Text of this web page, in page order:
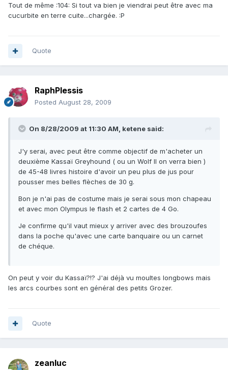
Tout de même :104: Si tout va bien je viendrai peut être avec ma
cucurbite en terre cuite...chargée. :P
Quote
RaphPlessis
Posted August 28, 2009
On 8/28/2009 at 11:30 AM, ketene said:
J'y serai, avec peut être comme objectif de m'acheter un
deuxième Kassaï Greyhound ( ou un Wolf II on verra bien )
de 45-48 livres histoire d'avoir un peu plus de jus pour
pousser mes belles flèches de 30 g.
Bon je n'ai pas de costume mais je serai sous mon chapeau
et avec mon Olympus le flash et 2 cartes de 4 Go.
Je confirme qu'il vaut mieux y arriver avec des brouzoufes
dans la poche qu'avec une carte banquaire ou un carnet
de chéque.
On peut y voir du Kassaï?!? J'ai déjà vu moultes longbows mais
les arcs courbes sont en général des petits Grozer.
Quote
zeanluc